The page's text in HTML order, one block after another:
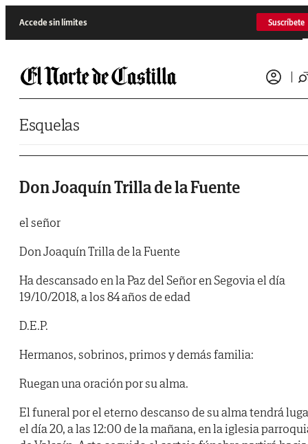
Accede sin límites Suscríbete
Esquelas
Don Joaquín Trilla de la Fuente
el señor
Don Joaquín Trilla de la Fuente
Ha descansado en la Paz del Señor en Segovia el día
19/10/2018, a los 84 años de edad
D.E.P.
Hermanos, sobrinos, primos y demás familia:
Ruegan una oración por su alma.
El funeral por el eterno descanso de su alma tendrá
el día 20, a las 12:00 de la mañana, en la iglesia